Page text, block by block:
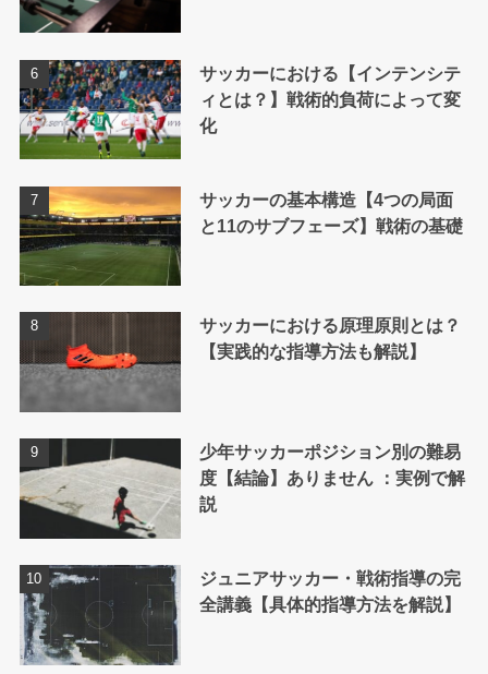
サッカーにおける【インテンシテ
ィとは？】戦術的負荷によって変
化
サッカーの基本構造【4つの局面
と11のサブフェーズ】戦術の基礎
サッカーにおける原理原則とは？
【実践的な指導方法も解説】
少年サッカーポジション別の難易
度【結論】ありません ：実例で解
説
ジュニアサッカー・戦術指導の完
全講義【具体的指導方法を解説】